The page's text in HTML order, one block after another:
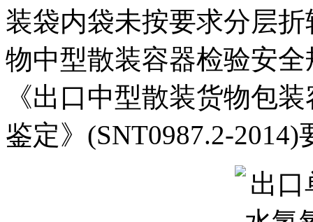
装袋内袋未按要求分层
物中型散装容器检验安全
《出口中型散装货物包
鉴定》(SNT0987.2-2014)